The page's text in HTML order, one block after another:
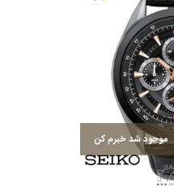
موجود شد خبرم کن